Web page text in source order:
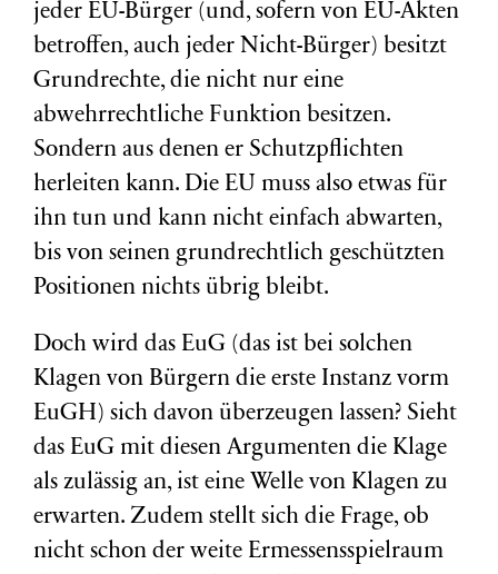
jeder EU-Bürger (und, sofern von EU-Akten
betroffen, auch jeder Nicht-Bürger) besitzt
Grundrechte, die nicht nur eine
abwehrrechtliche Funktion besitzen.
Sondern aus denen er Schutzpflichten
herleiten kann. Die EU muss also etwas für
ihn tun und kann nicht einfach abwarten,
bis von seinen grundrechtlich geschützten
Positionen nichts übrig bleibt.
Doch wird das EuG (das ist bei solchen
Klagen von Bürgern die erste Instanz vorm
EuGH) sich davon überzeugen lassen? Sieht
das EuG mit diesen Argumenten die Klage
als zulässig an, ist eine Welle von Klagen zu
erwarten. Zudem stellt sich die Frage, ob
nicht schon der weite Ermessensspielraum